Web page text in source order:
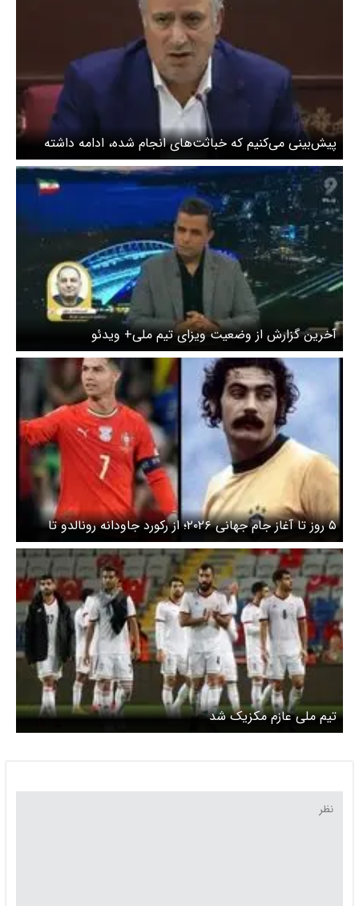
پیش‌بینی‌ می‌کنیم که خباثت‌های انجام شده، ادامه داشته
باشند
آخرین گزارش از وضعیت ویزای تیم ملی+ ویدئو
۵ روز تا آغاز جام جهانی ۲۰۲۶؛ از رکورد جاودانه رونالدو تا
ضربه اتمی برزیل
تیم ملی عازم مکزیک شد